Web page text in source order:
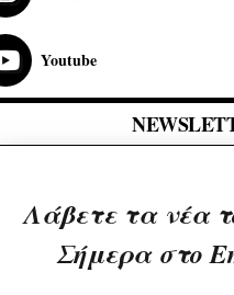
Youtube
Λάβετε τα νέα
Σήμερα στο